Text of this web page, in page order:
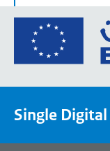
Single